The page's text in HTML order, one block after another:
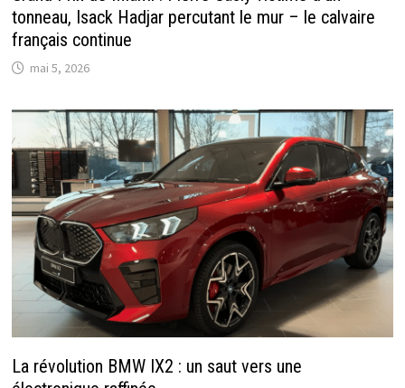
tonneau, Isack Hadjar percutant le mur – le calvaire
français continue
mai 5, 2026
La révolution BMW IX2 : un saut vers une